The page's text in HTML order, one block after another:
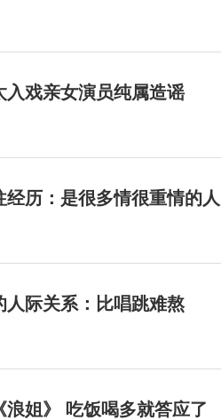
入戏亲女演员纯属造谣
历：是很多情很重情的人
际关系：比唱跳难熬
姐》 吃饭喝多就答应了